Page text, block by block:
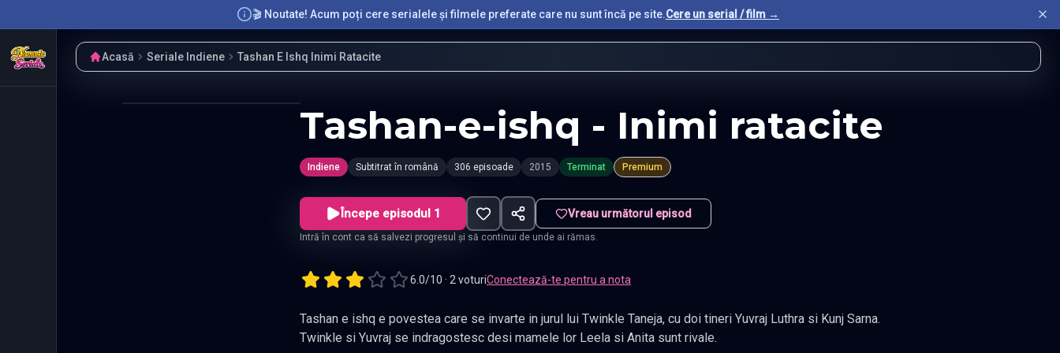
🎬 Noutate! Acum poți cere serialele și filmele preferate care nu sunt încă pe site.Cere un serial / film →
Acasă Seriale Indiene Tashan E Ishq Inimi Ratacite
Tashan-e-ishq - Inimi ratacite
Indiene Subtitrat în română 306 episoade 2015 Terminat Premium
Începe episodul 1 Vreau următorul episod
Intră în cont ca să salvezi progresul și să continui de unde ai rămas.
6.0/10 · 2 voturiConectează-te pentru a nota
Tashan e ishq e povestea care se invarte in jurul lui Twinkle Taneja, cu doi tineri Yuvraj Luthra si Kunj Sarna.
Twinkle si Yuvraj se indragostesc desi mamele lor Leela si Anita sunt rivale.